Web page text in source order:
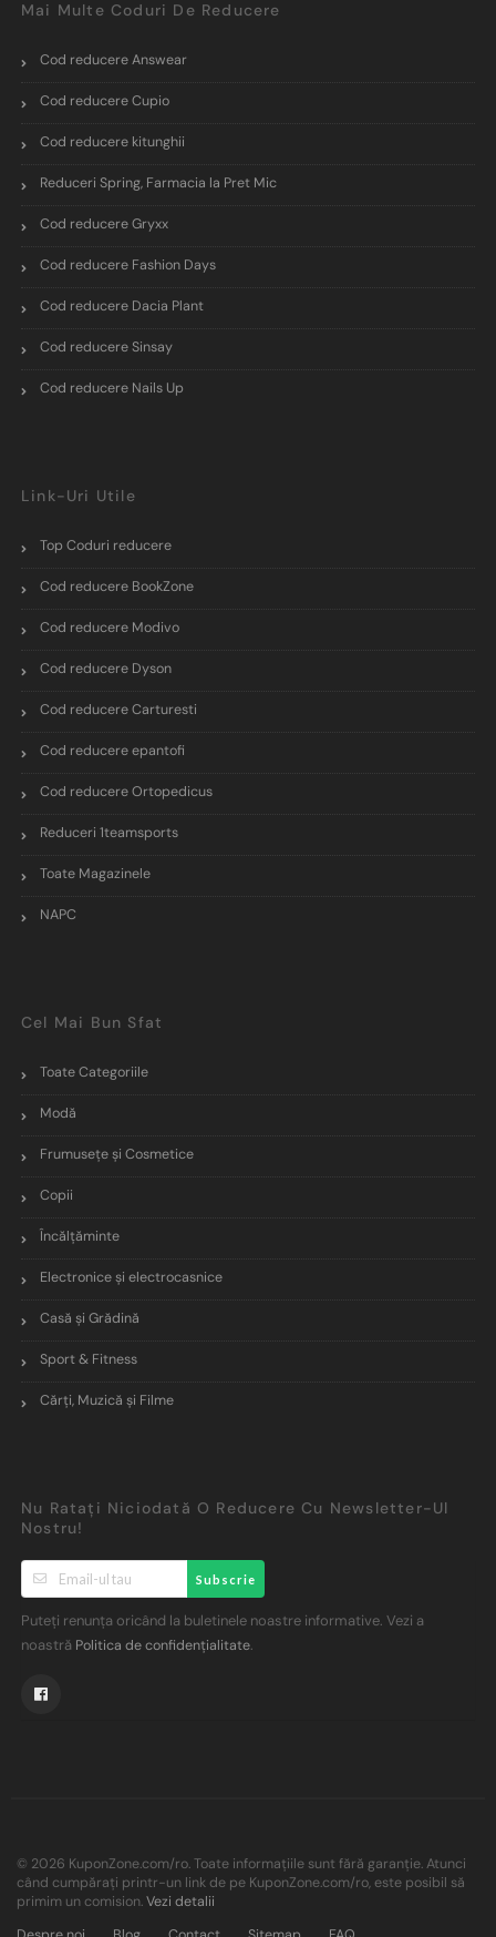
Mai Multe Coduri De Reducere
Cod reducere Answear
Cod reducere Cupio
Cod reducere kitunghii
Reduceri Spring, Farmacia la Pret Mic
Cod reducere Gryxx
Cod reducere Fashion Days
Cod reducere Dacia Plant
Cod reducere Sinsay
Cod reducere Nails Up
Link-Uri Utile
Top Coduri reducere
Cod reducere BookZone
Cod reducere Modivo
Cod reducere Dyson
Cod reducere Carturesti
Cod reducere epantofi
Cod reducere Ortopedicus
Reduceri 1teamsports
Toate Magazinele
NAPC
Cel Mai Bun Sfat
Toate Categoriile
Modă
Frumusețe și Cosmetice
Copii
Încălţăminte
Electronice și electrocasnice
Casă și Grădină
Sport & Fitness
Cărți, Muzică și Filme
Nu Ratați Niciodată O Reducere Cu Newsletter-Ul
Nostru!
Subscrie
Puteți renunța oricând la buletinele noastre informative. Vezi a
noastră Politica de confidențialitate.
© 2026 KuponZone.com/ro. Toate informațiile sunt fără garanție. Atunci
când cumpărați printr-un link de pe KuponZone.com/ro, este posibil să
primim un comision.Vezi detalii